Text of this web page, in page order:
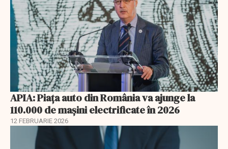
APIA: Piața auto din România va ajunge la
110.000 de mașini electrificate în 2026
12 FEBRUARIE 2026
EXCLUSIV